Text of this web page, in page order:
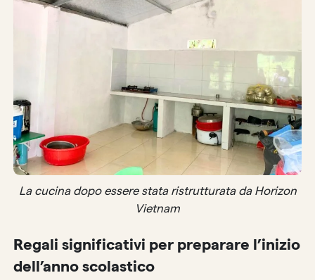
La cucina dopo essere stata ristrutturata da Horizon
Vietnam
Regali significativi per preparare l’inizio
dell’anno scolastico